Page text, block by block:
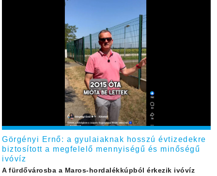
Görgényi Ernő: a gyulaiaknak hosszú évtizedekre
biztosított a megfelelő mennyiségű és minőségű
ivóvíz
A fürdővárosba a Maros-hordalékkúpból érkezik ivóvíz